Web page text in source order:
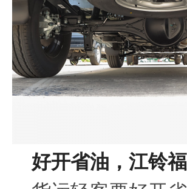
好开省油 ， 江铃